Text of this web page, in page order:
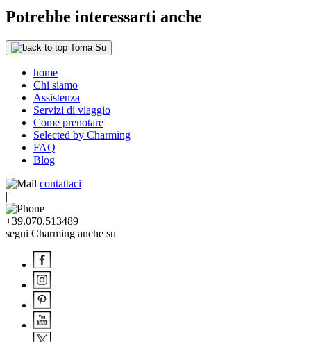
Potrebbe interessarti anche
Torna Su
home
Chi siamo
Assistenza
Servizi di viaggio
Come prenotare
Selected by Charming
FAQ
Blog
contattaci
|
+39.070.513489
segui Charming anche su